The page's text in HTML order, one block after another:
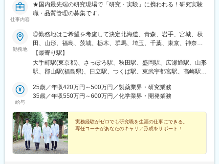
仕事内容
★国内最先端の研究現場で「研究・実験」に携われる！研究実験
職・品質管理の募集です。
勤務地
◎勤務地はご希望を考慮して決定北海道、青森、岩手、宮城、秋
田、山形、福島、茨城、栃木、群馬、埼玉、千葉、東京、神奈
川、新潟、長野、富山、石川、福井、山梨、岐阜、静岡、愛知、
三重、滋賀、京都、大阪、兵庫、奈良、和歌山、岡山、広島、山
口、徳島、香川、愛媛、高知、福岡、佐賀、長崎、熊本、大分、
定：ご自宅から90分以内の就業先・エリア限定：下記エリア内の
就業先。エリア内での転居を伴う場合あり・全国：全国の中でス
の区分★東北エリア…青森、岩手、宮城、秋田、山形、福島北関
東エリア…茨木、栃木、群馬、埼玉、東京南関東エリア…東京、
神奈川、千葉甲信越エリア…山梨、長野、新潟、東京東海エリ
ア…静岡、愛知、岐阜、三重北陸エリア…富山、石川、福井関西
エリア…滋賀、京都、大阪、兵庫、奈良、和歌山中四国エリア…
【最寄り駅】
大手町駅(東京都)、さっぽろ駅、秋田駅、盛岡駅、広瀬通駅、山形
駅、郡山駅(福島県)、日立駅、つくば駅、東武宇都宮駅、高崎駅、
井駅、勝どき駅、根津駅、立川北駅、町田駅、川崎駅、みなとみ
らい駅、平塚駅、新潟駅、春日山駅、甲府駅、沼津駅、静岡駅、
町駅、あすなろう四日市駅、彦根駅、草津駅(滋賀県)、烏丸駅、茨
木駅、千里中央駅(大阪モノレール)、大阪駅、三田駅(兵庫県)、三
宮・花時計前駅、西神中央駅、明石駅、加古川駅、岡山駅前駅、
倉敷駅、福山駅、八丁堀駅(広島県)、徳山駅、徳島駅、新居浜駅、
小倉駅(福岡県)、天神駅、大分駅、熊本城・市役所前駅、宮崎駅、
給与
25歳／年収420万円～500万円／製薬業界・研究業務
35歳／年収550万円～600万円／化学業界・開発業務
実務経験がゼロでも研究職を生涯の仕事にできる。
専任コーチがあなたのキャリア形成をサポート！